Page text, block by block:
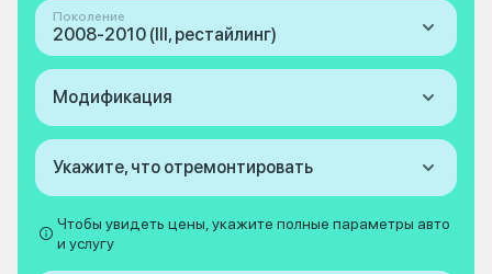
Поколение
2008-2010 (III, рестайлинг)
Модификация
Укажите, что отремонтировать
Чтобы увидеть цены, укажите полные параметры авто
и услугу